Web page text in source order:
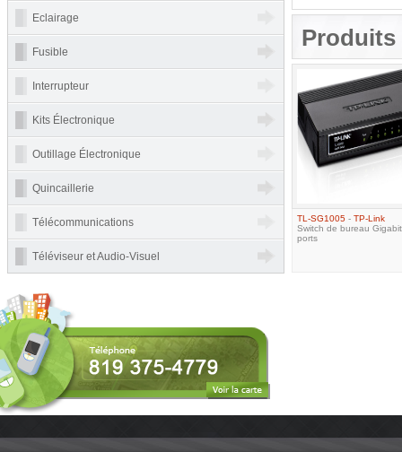
Produits
TL-SG1005 - TP-Link
Switch de bureau
ports
Eclairage
Fusible
Interrupteur
Kits Électronique
Outillage Électronique
Quincaillerie
Télécommunications
Téléviseur et Audio-Visuel